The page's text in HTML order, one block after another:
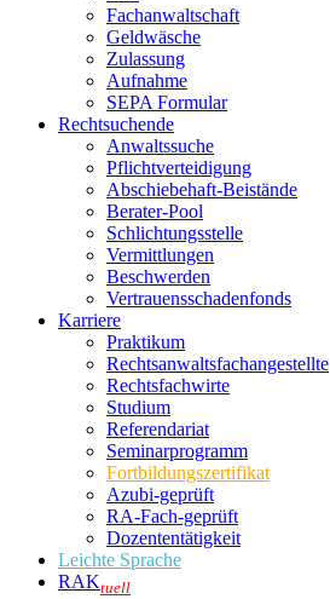
Fachanwaltschaft
Geldwäsche
Zulassung
Aufnahme
SEPA Formular
Rechtsuchende
Anwaltssuche
Pflichtverteidigung
Abschiebehaft-Beistände
Berater-Pool
Schlichtungsstelle
Vermittlungen
Beschwerden
Vertrauensschadenfonds
Karriere
Praktikum
Rechtsanwalts­fachangestellte
Rechtsfachwirte
Studium
Referendariat
Seminarprogramm
Fortbildungszertifikat
Azubi-geprüft
RA-Fach-geprüft
Dozententätigkeit
Leichte Sprache
RAKtuell